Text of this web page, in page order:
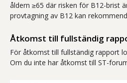
åldern ≥65 där risken för B12-brist
provtagning av B12 kan
Åtkomst till fullständig
För åtkomst till fullständig rapport
Om du inte har åtkomst till ST-